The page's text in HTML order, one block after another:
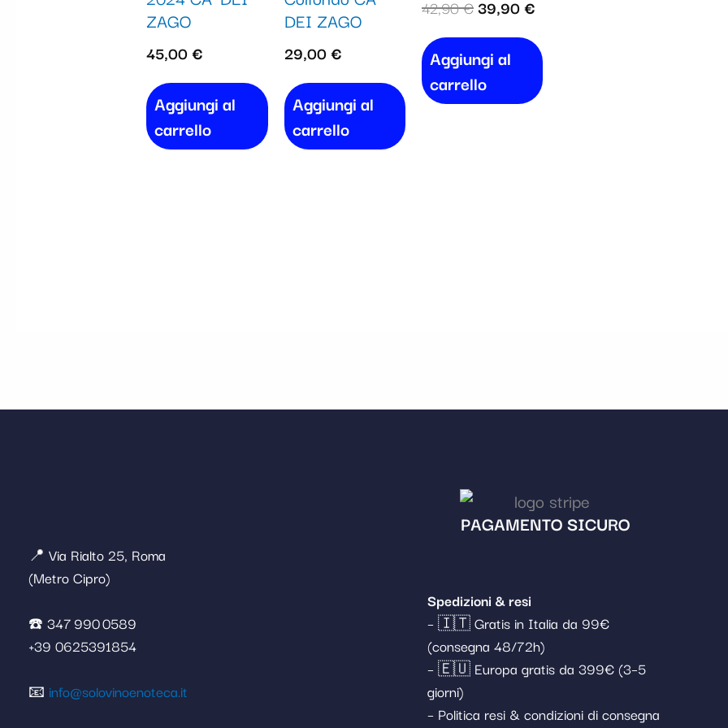
ZAGO
45,00€
Aggiungi al
carrello
DEI ZAGO
29,00€
Aggiungi al
carrello
42,90€39,90€
Aggiungi al
carrello
📍 Via Rialto 25, Roma
(Metro Cipro)
☎️ 347 990 0589
+39 0625391854
📧 info@solovinoenoteca.it
PAGAMENTO SICURO
Spedizioni & resi
– 🇮🇹 Gratis in Italia da 99€
(consegna 48/72h)
– 🇪🇺 Europa gratis da 399€ (3–5
giorni)
– Politica resi & condizioni di consegna